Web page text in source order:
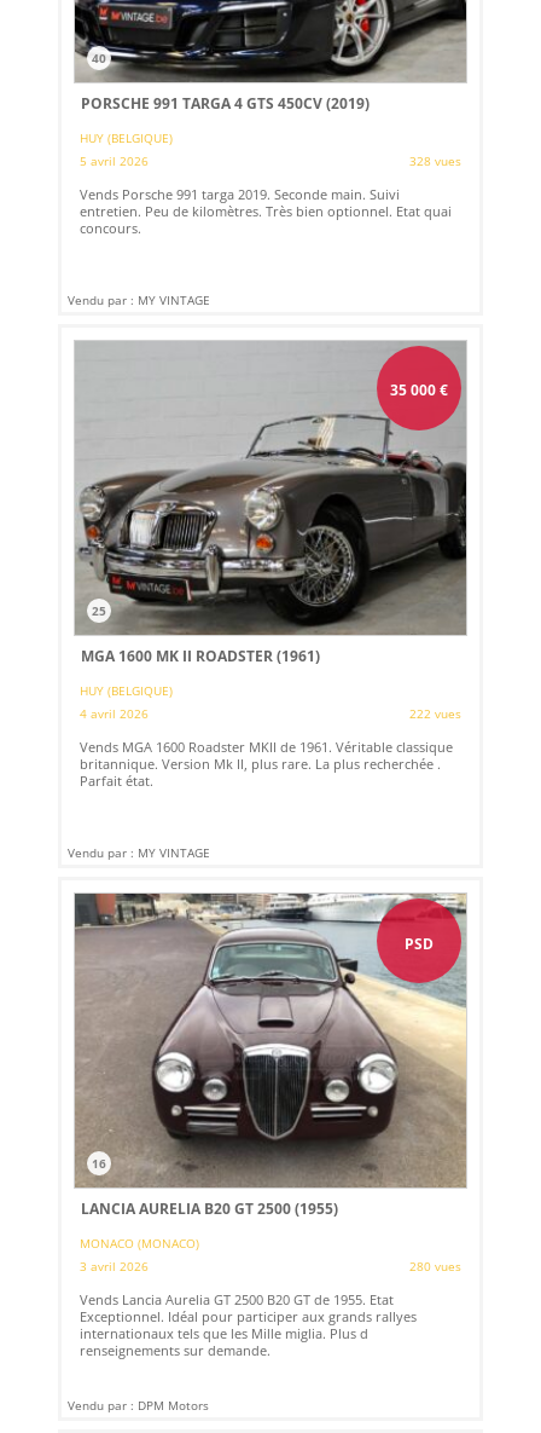
40
PORSCHE 991 TARGA 4 GTS 450CV (2019)
HUY (BELGIQUE)
5 avril 2026
328 vues
Vends Porsche 991 targa 2019. Seconde main. Suivi
entretien. Peu de kilomètres. Très bien optionnel. Etat quai
concours.
Vendu par : MY VINTAGE
35 000€
25
MGA 1600 MK II ROADSTER (1961)
HUY (BELGIQUE)
4 avril 2026
222 vues
Vends MGA 1600 Roadster MKII de 1961. Véritable classique
britannique. Version Mk II, plus rare. La plus recherchée .
Parfait état.
Vendu par : MY VINTAGE
PSD
16
LANCIA AURELIA B20 GT 2500 (1955)
MONACO (MONACO)
3 avril 2026
280 vues
Vends Lancia Aurelia GT 2500 B20 GT de 1955. Etat
Exceptionnel. Idéal pour participer aux grands rallyes
internationaux tels que les Mille miglia. Plus d
renseignements sur demande.
Vendu par : DPM Motors